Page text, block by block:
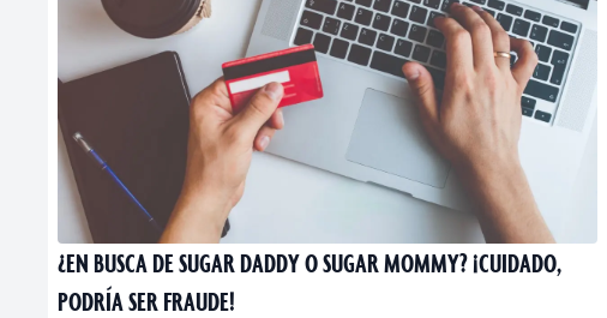
¿EN BUSCA DE SUGAR DADDY O SUGAR MOMMY? ¡CUIDADO,
PODRÍA SER FRAUDE!